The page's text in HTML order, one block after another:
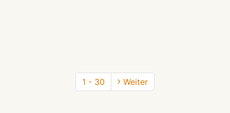
1 - 30 Weiter